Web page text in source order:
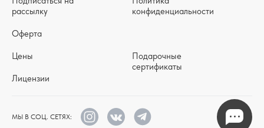
МЫ В СОЦ. СЕТЯХ:
рассылку
Оферта
конфиденциальности
Цены
Лицензии
Подарочные
сертификаты